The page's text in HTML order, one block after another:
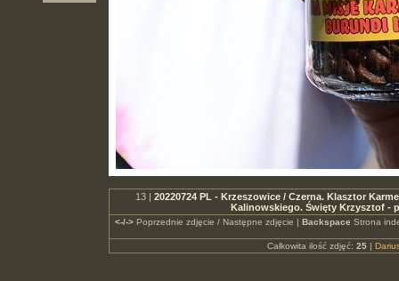
13 | 20220724 PL - Krzeszowice / Czerna. Klasztor
Kalinowskiego. Święty Krzysztof -
<-/->Poprzednie zdjęcie / Następne zdjęcie | Backspace Strona
Całkowita ilość zdjęć: 25|